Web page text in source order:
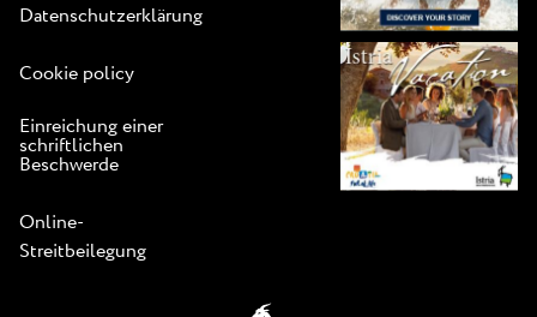
Datenschutzerklärung
Cookie policy
Einreichung einer
schriftlichen
Beschwerde
Online-
Streitbeilegung